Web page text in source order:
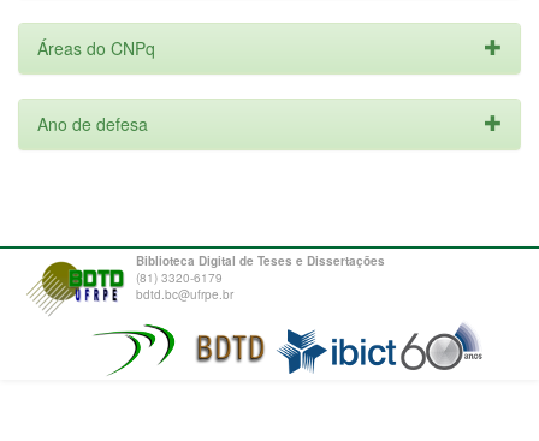
Áreas do CNPq
Ano de defesa
Biblioteca Digital de Teses e Dissertações
(81) 3320-6179
bdtd.bc@ufrpe.br